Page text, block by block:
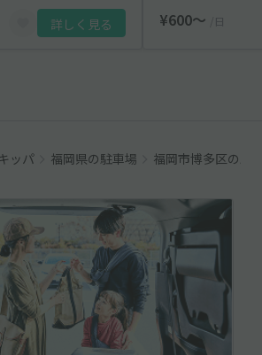
詳しく見る ¥600〜 /日
ッパ 福岡県の駐車場 福岡市博多区の駐